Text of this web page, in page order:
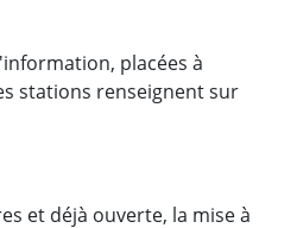
placées à
stations renseignent sur
et déjà ouverte, la mise à